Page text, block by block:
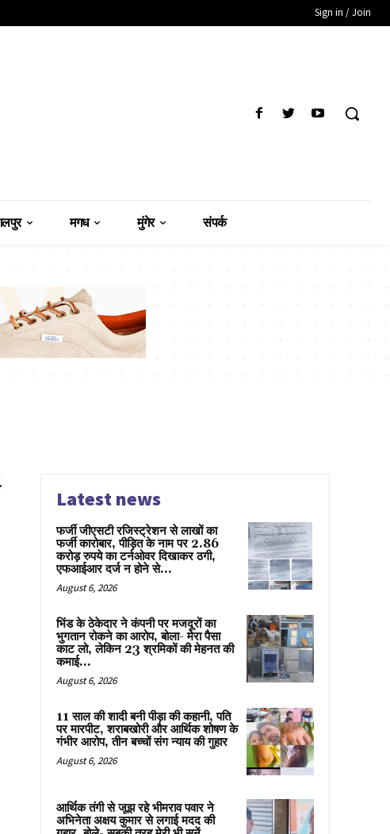
Sign in / Join
मगध मुंगेर संपर्क
Latest news
फर्जी जीएसटी रजिस्ट्रेशन से लाखों का
फर्जी कारोबार, पीड़ित के नाम पर 2.86
करोड़ रुपये का टर्नओवर दिखाकर ठगी,
एफआईआर दर्ज न होने से...
August 6, 2026
भिंड के ठेकेदार ने कंपनी पर मजदूरों का
भुगतान रोकने का आरोप, बोला- मेरा पैसा
काट लो, लेकिन 23 श्रमिकों की मेहनत की
कमाई...
August 6, 2026
11 साल की शादी बनी पीड़ा की कहानी, पति
पर मारपीट, शराबखोरी और आर्थिक शोषण के
गंभीर आरोप, तीन बच्चों संग न्याय की गुहार
August 6, 2026
आर्थिक तंगी से जूझ रहे भीमराव पवार ने
अभिनेता अक्षय कुमार से लगाई मदद की